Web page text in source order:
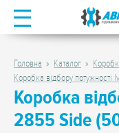
Головна Каталог
Коробка відбору потужності
Коробка
2855 Side